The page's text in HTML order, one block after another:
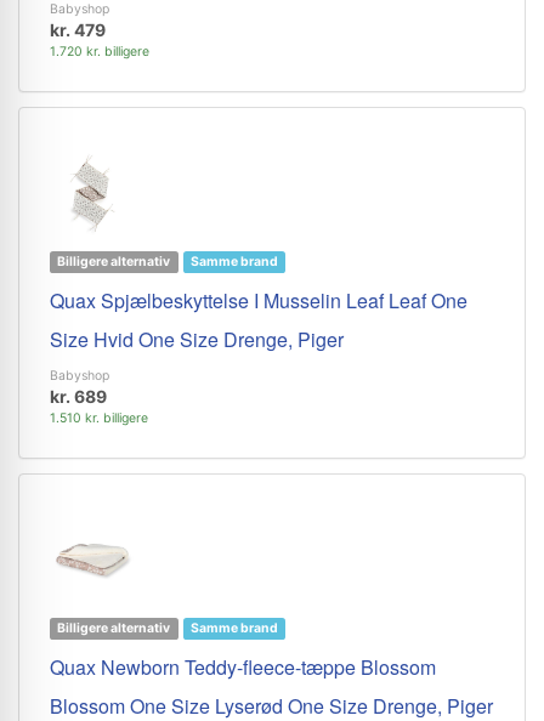
Babyshop
kr. 479
1.720 kr. billigere
Billigere alternativ Samme brand
Quax Spjælbeskyttelse I Musselin Leaf Leaf One
Size Hvid One Size Drenge, Piger
Babyshop
kr. 689
1.510 kr. billigere
Billigere alternativ Samme brand
Quax Newborn Teddy-fleece-tæppe Blossom
Blossom One Size Lyserød One Size Drenge, Piger